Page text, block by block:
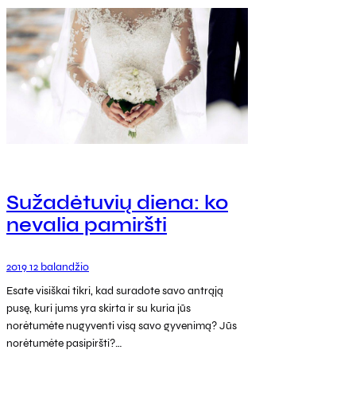
Sužadėtuvių diena: ko
nevalia pamiršti
2019 12 balandžio
Esate visiškai tikri, kad suradote savo antrąją
pusę, kuri jums yra skirta ir su kuria jūs
norėtumėte nugyventi visą savo gyvenimą? Jūs
norėtumėte pasipiršti?…